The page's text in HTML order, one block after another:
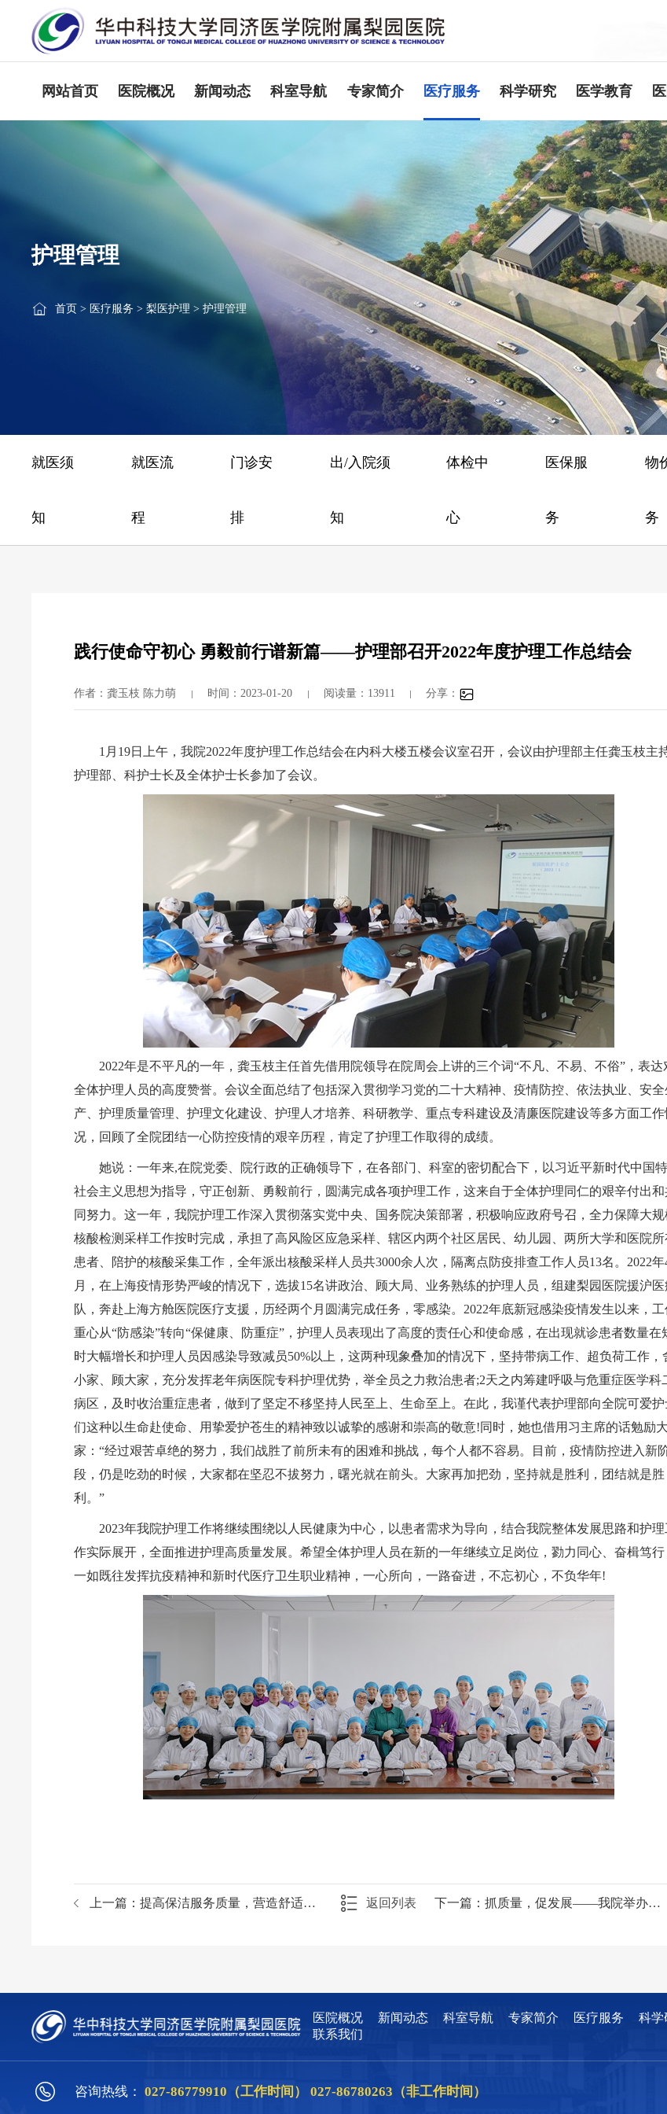
网站首页 医院概况 新闻动态 科室导航 专家简介 医疗服务 科学研究 医学教育
护理管理
首页 > 医疗服务 >梨医护理 >护理管理
就医须
知
就医流
程
门诊安
排
出/入院须
知
体检中
心
医保服
务
物
务
践行使命守初心 勇毅前行谱新篇——护理部召开2022年度护理工作总结会
作者：龚玉枝 陈力萌 时间：2023-01-20 阅读量：13911 分享：
1月19日上午，我院2022年度护理工作总结会在内科大楼五楼会议室召开，会议由护理部主任龚玉枝主
护理部、科护士长及全体护士长参加了会议。
2022年是不平凡的一年，龚玉枝主任首先借用院领导在院周会上讲的三个词“不凡、不易、不俗”，表达
全体护理人员的高度赞誉。会议全面总结了包括深入贯彻学习党的二十大精神、疫情防控、依法执业、安全
产、护理质量管理、护理文化建设、护理人才培养、科研教学、重点专科建设及清廉医院建设等多方面工作
况，回顾了全院团结一心防控疫情的艰辛历程，肯定了护理工作取得的成绩。
她说：一年来,在院党委、院行政的正确领导下，在各部门、科室的密切配合下，以习近平新时代中国
社会主义思想为指导，守正创新、勇毅前行，圆满完成各项护理工作，这来自于全体护理同仁的艰辛付出和
同努力。这一年，我院护理工作深入贯彻落实党中央、国务院决策部署，积极响应政府号召，全力保障大规
核酸检测采样工作按时完成，承担了高风险区应急采样、辖区内两个社区居民、幼儿园、两所大学和医院所
患者、陪护的核酸采集工作，全年派出核酸采样人员共3000余人次，隔离点防疫排查工作人员13名。2022年
月，在上海疫情形势严峻的情况下，选拔15名讲政治、顾大局、业务熟练的护理人员，组建梨园医院援沪医
队，奔赴上海方舱医院医疗支援，历经两个月圆满完成任务，零感染。2022年底新冠感染疫情发生以来，工
重心从“防感染”转向“保健康、防重症”，护理人员表现出了高度的责任心和使命感，在出现就诊患者数量在
时大幅增长和护理人员因感染导致减员50%以上，这两种现象叠加的情况下，坚持带病工作、超负荷工作，
小家、顾大家，充分发挥老年病医院专科护理优势，举全员之力救治患者;2天之内筹建呼吸与危重症医学科
病区，及时收治重症患者，做到了坚定不移坚持人民至上、生命至上。在此，我谨代表护理部向全院可爱护
们这种以生命赴使命、用挚爱护苍生的精神致以诚挚的感谢和崇高的敬意!同时，她也借用习主席的话勉励大
家：“经过艰苦卓绝的努力，我们战胜了前所未有的困难和挑战，每个人都不容易。目前，疫情防控进入新
段，仍是吃劲的时候，大家都在坚忍不拔努力，曙光就在前头。大家再加把劲，坚持就是胜利，团结就是胜
利。”
2023年我院护理工作将继续围绕以人民健康为中心，以患者需求为导向，结合我院整体发展思路和护理
作实际展开，全面推进护理高质量发展。希望全体护理人员在新的一年继续立足岗位，勠力同心、奋楫笃行
一如既往发挥抗疫精神和新时代医疗卫生职业精神，一心所向，一路奋进，不忘初心，不负华年!
上一篇： 提高保洁服务质量，营造舒适住院环境 返回列表 抓质量，促发展——我院举办护理质量管理培训班
下一篇：
医院概况 新闻动态 科室导航 专家简介 医疗服务 科学
联系我们
咨询热线： 027-86779910（工作时间）027-86780263（非工作时间）